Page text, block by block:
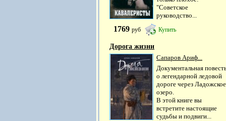
"Советское
руководство...
1769 руб Купить
Дорога жизни
Сапаров Ариф...
Документальная
о легендарной ледовой
дороге через Ладожское
озеро.
В этой книге вы
встретите настоящие
судьбы и подвиги...